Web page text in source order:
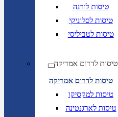
טיסות לורנה
טיסות לסלוניקי
טיסות לטביליסי
טיסות לדרום אמריקה
טיסות לדרום אמריקה
טיסות למקסיקו
טיסות לארגנטינה